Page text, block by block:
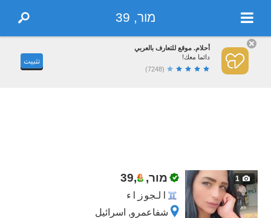
מור, 39
أحلام. موقع للتعارف بالعربي
دائما معك!
(7248)
تثبيت
1 מור, ,
39
الجوزاء
شفاعمرو, اسرائيل